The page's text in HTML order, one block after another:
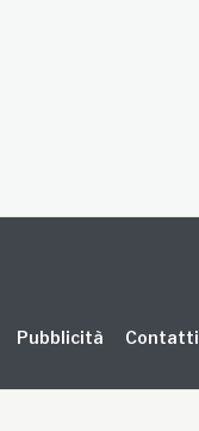
Pubblicità Contatti